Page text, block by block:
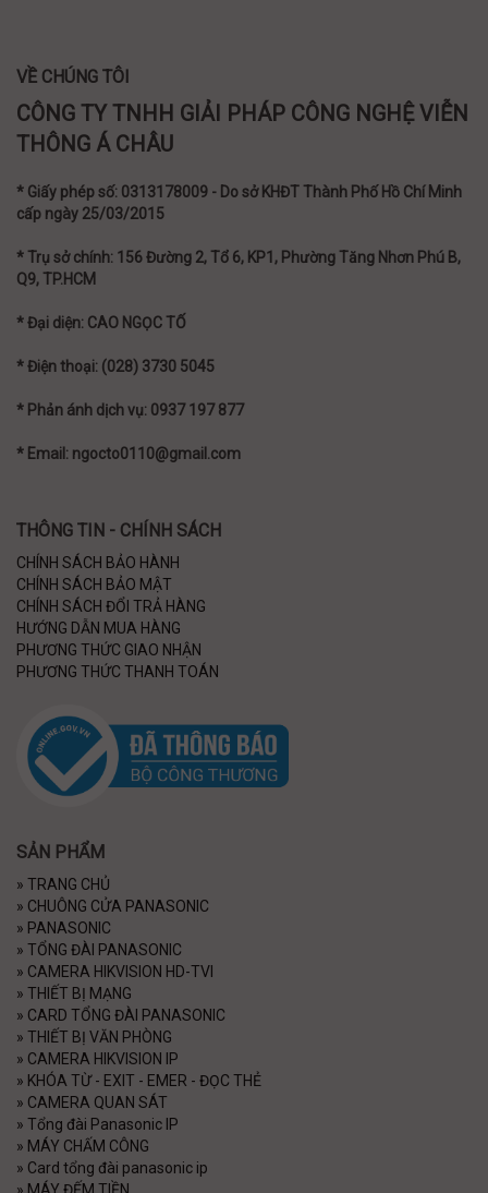
VỀ CHÚNG TÔI
CÔNG TY TNHH GIẢI PHÁP CÔNG NGHỆ VIỄN
THÔNG Á CHÂU
* Giấy phép số: 0313178009 - Do sở KHĐT Thành Phố Hồ Chí Minh
cấp ngày 25/03/2015
* Trụ sở chính: 156 Đường 2, Tổ 6, KP1, Phường Tăng Nhơn Phú B,
Q9, TP.HCM
* Đại diện: CAO NGỌC TỐ
* Điện thoại: (028) 3730 5045
* Phản ánh dịch vụ: 0937 197 877
* Email: ngocto0110@gmail.com
THÔNG TIN - CHÍNH SÁCH
CHÍNH SÁCH BẢO HÀNH
CHÍNH SÁCH BẢO MẬT
CHÍNH SÁCH ĐỔI TRẢ HÀNG
HƯỚNG DẪN MUA HÀNG
PHƯƠNG THỨC GIAO NHẬN
PHƯƠNG THỨC THANH TOÁN
SẢN PHẨM
» TRANG CHỦ
» CHUÔNG CỬA PANASONIC
» PANASONIC
» TỔNG ĐÀI PANASONIC
» CAMERA HIKVISION HD-TVI
» THIẾT BỊ MẠNG
» CARD TỔNG ĐÀI PANASONIC
» THIẾT BỊ VĂN PHÒNG
» CAMERA HIKVISION IP
» KHÓA TỪ - EXIT - EMER - ĐỌC THẺ
» CAMERA QUAN SÁT
» Tổng đài Panasonic IP
» MÁY CHẤM CÔNG
» Card tổng đài panasonic ip
» MÁY ĐẾM TIỀN